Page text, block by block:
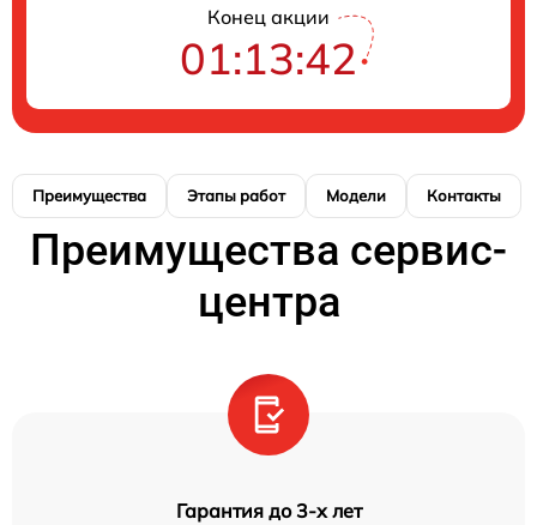
Конец акции
01:13:41
Преимущества Этапы работ Модели Контакты
Преимущества сервис-
центра
Гарантия до 3-х лет